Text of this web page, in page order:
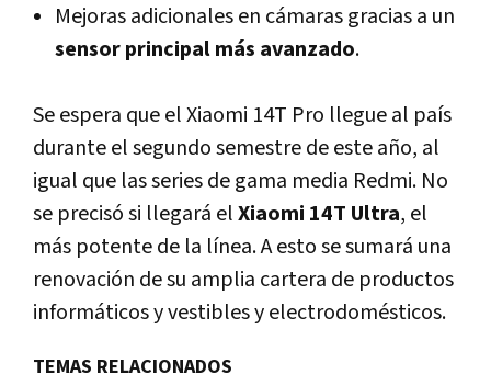
Mejoras adicionales en cámaras gracias a un
sensor principal más avanzado.
Se espera que el Xiaomi 14T Pro llegue al país
durante el segundo semestre de este año, al
igual que las series de gama media Redmi. No
se precisó si llegará elXiaomi 14T Ultra, el
más potente de la línea. A esto se sumará una
renovación de su amplia cartera de productos
informáticos y vestibles y electrodomésticos.
TEMAS RELACIONADOS